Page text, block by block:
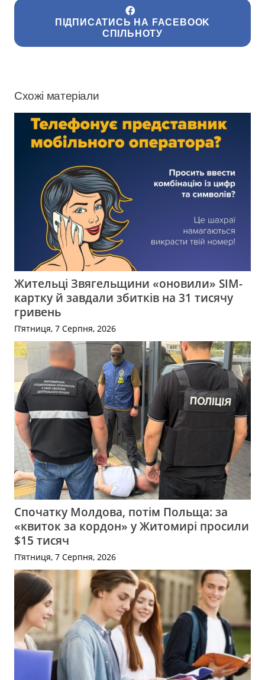
ПІДПИСАТИСЬ НА FACEBOOK
СПІЛЬНОТУ
Схожі матеріали
Жительці Звягельщини «оновили» SIM-
картку й завдали збитків на 31 тисячу
гривень
П’ятниця, 7 Серпня, 2026
Спочатку Молдова, потім Польща: за
«квиток за кордон» у Житомирі просили
$15 тисяч
П’ятниця, 7 Серпня, 2026